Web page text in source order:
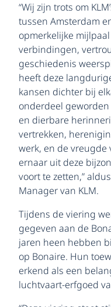
“Wij zijn trots om
tussen Amsterdam
opmerkelijke
verbindingen,
geschiedenis
heeft deze
kansen dichter bij
onderdeel
en dierbare
vertrekken,
werk, en de vreugde
ernaar uit deze
voort te zetten,”
Manager van KLM.
Tijdens de viering
gegeven aan de
jaren heen hebben
op Bonaire. Hun
erkend als een
luchtvaart-erfgoed